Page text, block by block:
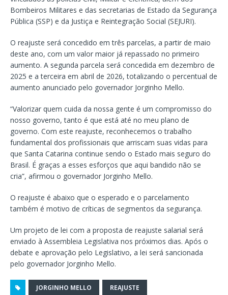
Bombeiros Militares e das secretarias de Estado da Segurança
Pública (SSP) e da Justiça e Reintegração Social (SEJURI).
O reajuste será concedido em três parcelas, a partir de maio
deste ano, com um valor maior já repassado no primeiro
aumento. A segunda parcela será concedida em dezembro de
2025 e a terceira em abril de 2026, totalizando o percentual de
aumento anunciado pelo governador Jorginho Mello.
“Valorizar quem cuida da nossa gente é um compromisso do
nosso governo, tanto é que está até no meu plano de
governo. Com este reajuste, reconhecemos o trabalho
fundamental dos profissionais que arriscam suas vidas para
que Santa Catarina continue sendo o Estado mais seguro do
Brasil. É graças a esses esforços que aqui bandido não se
cria”, afirmou o governador Jorginho Mello.
O reajuste é abaixo que o esperado e o parcelamento
também é motivo de críticas de segmentos da segurança.
Um projeto de lei com a proposta de reajuste salarial será
enviado à Assembleia Legislativa nos próximos dias. Após o
debate e aprovação pelo Legislativo, a lei será sancionada
pelo governador Jorginho Mello.
JORGINHO MELLO REAJUSTE